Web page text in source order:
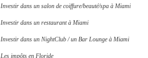
Investir dans un salon de coiffure/beauté/spa à Miami
Investir dans un restaurant à Miami
Investir dans un NightClub / un Bar Lounge à Miami
Les impôts en Floride